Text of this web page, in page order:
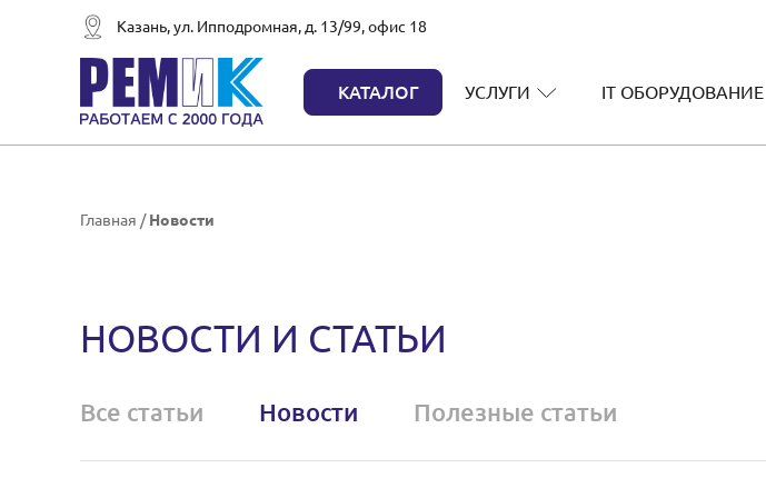
Казань, ул. Ипподромная, д. 13/99, офис 18
КАТАЛОГ УСЛУГИ IT ОБОРУДОВАНИЕ
Главная /Новости
НОВОСТИ И СТАТЬИ
Все статьи Новости Полезные статьи